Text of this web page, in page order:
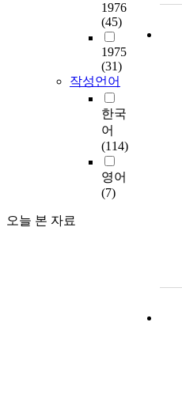
1976
(45)
1975
(31)
작성언어
한국
어
(114)
영어
(7)
오늘 본 자료